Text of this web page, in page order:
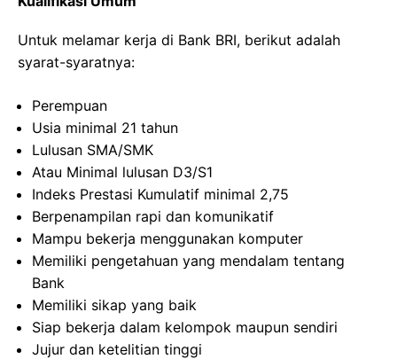
Untuk melamar kerja di Bank BRI, berikut adalah
syarat-syaratnya:
Perempuan
Usia minimal 21 tahun
Lulusan SMA/SMK
Atau Minimal lulusan D3/S1
Indeks Prestasi Kumulatif minimal 2,75
Berpenampilan rapi dan komunikatif
Mampu bekerja menggunakan komputer
Memiliki pengetahuan yang mendalam tentang
Bank
Memiliki sikap yang baik
Siap bekerja dalam kelompok maupun sendiri
Jujur dan ketelitian tinggi